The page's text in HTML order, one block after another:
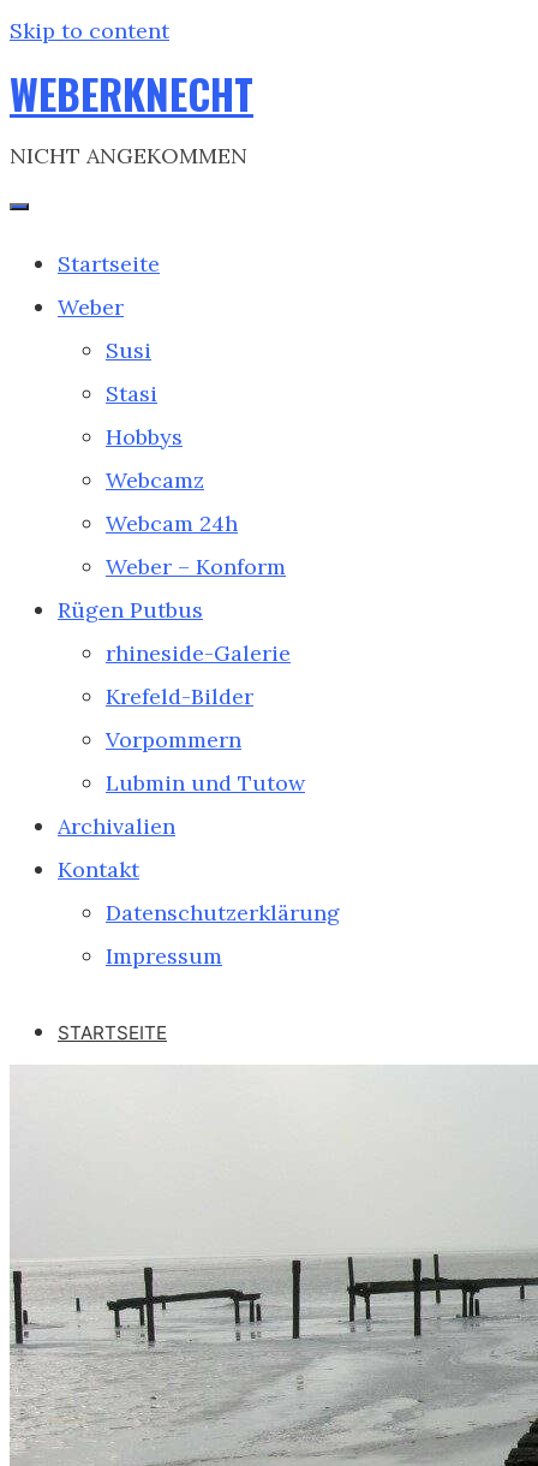
Skip to content
WEBERKNECHT
NICHT ANGEKOMMEN
Startseite
Weber
Susi
Stasi
Hobbys
Webcamz
Webcam 24h
Weber – Konform
Rügen Putbus
rhineside-Galerie
Krefeld-Bilder
Vorpommern
Lubmin und Tutow
Archivalien
Kontakt
Datenschutzerklärung
Impressum
STARTSEITE
WEBCAMZ
WEBCAM 24H
WEBER – KONFORM
RÜGEN PUTBUS